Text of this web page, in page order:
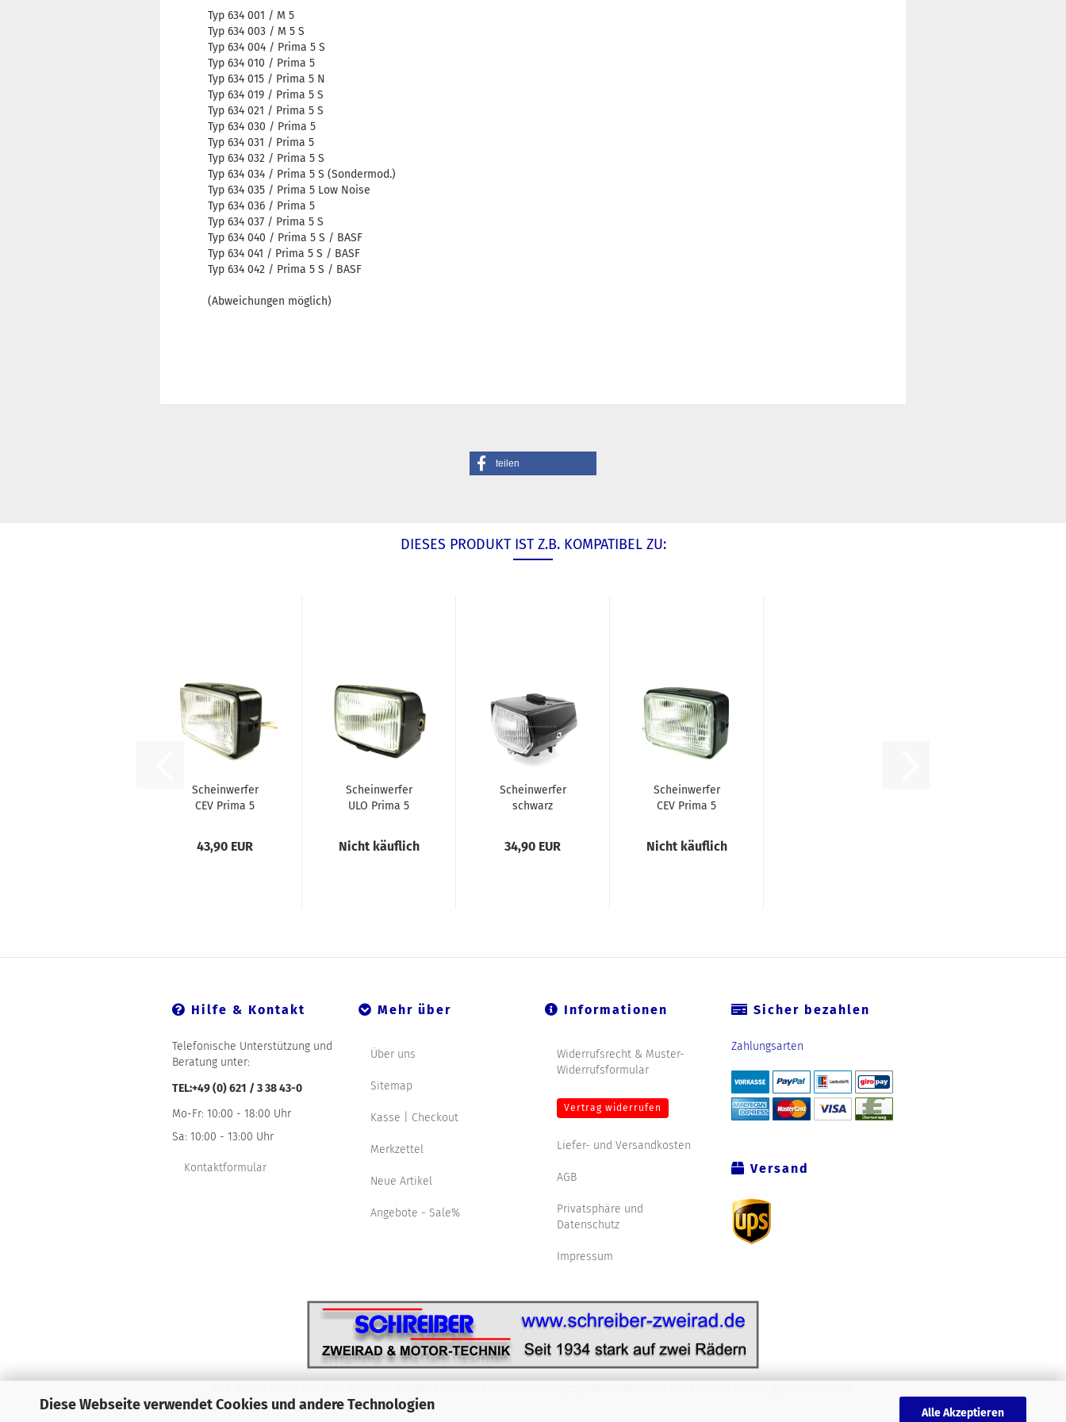
Diese Webseite verwendet Cookies und andere Technologien Alle Akzeptieren
Typ 634 001 / M 5
Typ 634 003 / M 5 S
Typ 634 004 / Prima 5 S
Typ 634 010 / Prima 5
Typ 634 015 / Prima 5 N
Typ 634 019 / Prima 5 S
Typ 634 021 / Prima 5 S
Typ 634 030 / Prima 5
Typ 634 031 / Prima 5
Typ 634 032 / Prima 5 S
Typ 634 034 / Prima 5 S (Sondermod.)
Typ 634 035 / Prima 5 Low Noise
Typ 634 036 / Prima 5
Typ 634 037 / Prima 5 S
Typ 634 040 / Prima 5 S / BASF
Typ 634 041 / Prima 5 S / BASF
Typ 634 042 / Prima 5 S / BASF
(Abweichungen möglich)
teilen
DIESES PRODUKT IST Z.B. KOMPATIBEL ZU:
Scheinwerfer
CEV Prima 5
43,90 EUR
Scheinwerfer
ULO Prima 5
Nicht käuflich
Scheinwerfer
schwarz
34,90 EUR
Scheinwerfer
CEV Prima 5
Nicht käuflich
Hilfe & Kontakt
Telefonische Unterstützung und
Beratung unter:
TEL:+49 (0) 621 / 3 38 43-0
Mo-Fr: 10:00 - 18:00 Uhr
Sa: 10:00 - 13:00 Uhr
Kontaktformular
Mehr über
Über uns
Sitemap
Kasse | Checkout
Merkzettel
Neue Artikel
Angebote - Sale%
Informationen
Widerrufsrecht & Muster-
Widerrufsformular
Vertrag widerrufen
Liefer- und Versandkosten
AGB
Privatsphäre und
Datenschutz
Impressum
Sicher bezahlen
Zahlungsarten
Versand